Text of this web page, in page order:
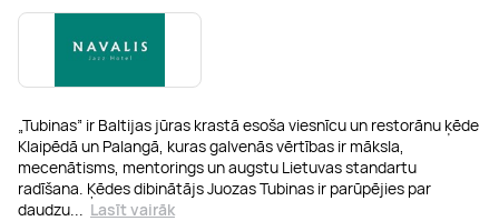
„Tubinas” ir Baltijas jūras krastā esoša viesnīcu un restorānu ķēde
Klaipēdā un Palangā, kuras galvenās vērtības ir māksla,
mecenātisms, mentorings un augstu Lietuvas standartu
radīšana. Ķēdes dibinātājs Juozas Tubinas ir parūpējies par
daudzu
Lasīt vairāk